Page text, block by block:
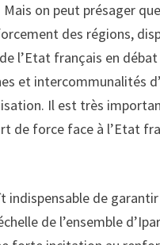
on peut présager
des régions,
l’Etat français en
et intercommunalités
Il est très
de force face à l’Etat
indispensable de
de l’ensemble